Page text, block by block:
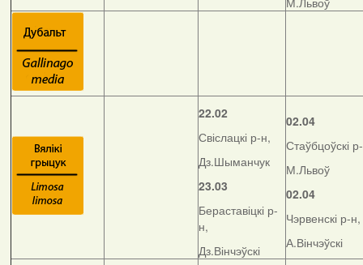
22.02
Свіслацкі р-н,
Дз.Шыманчук
23.03
Бераставіцкі р-
н,
Дз.Вінчэўскі
02.04
Стаўбцоўскі
М.Львоў
02.04
Чэрвенскі р-н,
А.Вінчэўскі